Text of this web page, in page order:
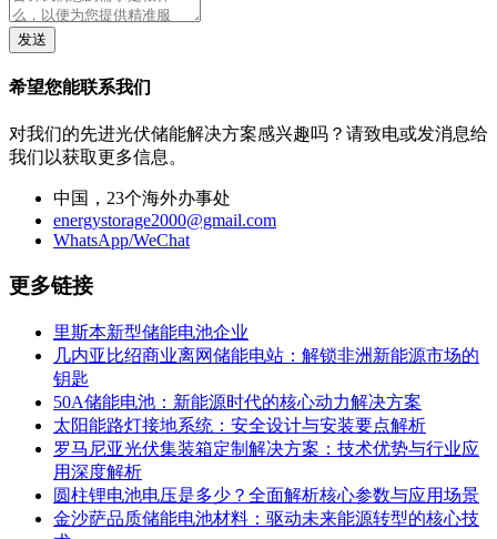
发送
希望您能联系我们
对我们的先进光伏储能解决方案感兴趣吗？请致电或发消息给
我们以获取更多信息。
中国，23个海外办事处
energystorage2000@gmail.com
WhatsApp/WeChat
更多链接
里斯本新型储能电池企业
几内亚比绍商业离网储能电站：解锁非洲新能源市场的
钥匙
50A储能电池：新能源时代的核心动力解决方案
太阳能路灯接地系统：安全设计与安装要点解析
罗马尼亚光伏集装箱定制解决方案：技术优势与行业应
用深度解析
圆柱锂电池电压是多少？全面解析核心参数与应用场景
金沙萨品质储能电池材料：驱动未来能源转型的核心技